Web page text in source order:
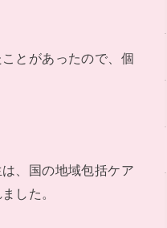
とがあったので、個
、国の地域包括ケア
した。